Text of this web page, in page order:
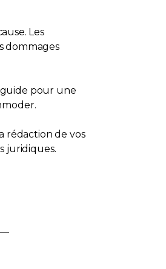
Les
dommages
guide pour une
rédaction de vos
juridiques.